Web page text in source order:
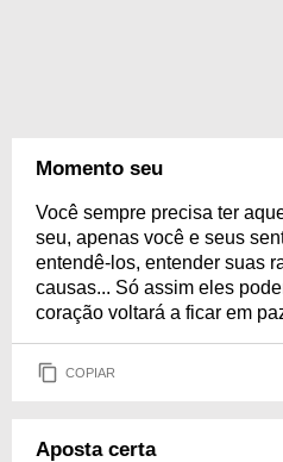
Momento seu
Você sempre precisa ter
seu, apenas você e seus
entendê-los, entender suas
causas... Só assim eles
coração voltará a ficar em
COPIAR
Aposta certa